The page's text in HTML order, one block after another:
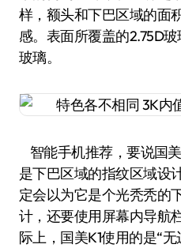
样，额头和下巴区域的面
感。表面所覆盖的2.75D
玻璃。
智能手机推荐，要说国
是下巴区域的指纹区域设
定会以为它是个光秃秃的
计，还要使用屏幕内导航
际上，国美K1使用的是“